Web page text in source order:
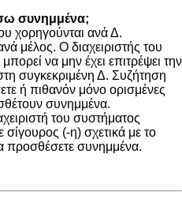
συνημμένα;
χορηγούνται ανά Δ.
μέλος. Ο διαχειριστής του
να μην έχει επιτρέψει την
συγκεκριμένη Δ. Συζήτηση
ή πιθανόν μόνο ορισμένες
συνημμένα.
του συστήματος
σίγουρος (-η) σχετικά με το
προσθέσετε συνημμένα.